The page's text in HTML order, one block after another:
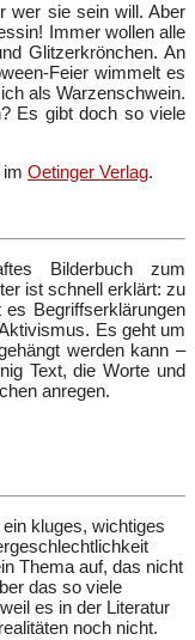
wer sie sein will. Aber
Immer wollen alle
Glitzerkrönchen. An
Feier wimmelt es
als Warzenschwein.
Es gibt doch so viele
Oetinger Verlag.
Bilderbuch zum
ist schnell erklärt: zu
Begriffserklärungen
Es geht um
werden kann –
Text, die Worte und
anregen.
ein kluges, wichtiges
Thema auf, das nicht
das so viele
es in der Literatur
noch nicht.